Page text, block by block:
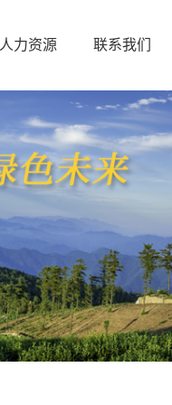
人力资源 联系我们